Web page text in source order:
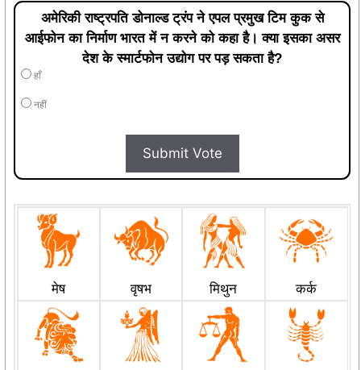
अमेरिकी राष्ट्रपति डोनाल्ड ट्रंप ने एपल प्रमुख टिम कुक से
आईफोन का निर्माण भारत में न करने को कहा है। क्या इसका असर
देश के स्मार्टफोन उद्योग पर पड़ सकता है?
हाँ
नहीं
Submit Vote
मेष वृषभ मिथुन कर्क